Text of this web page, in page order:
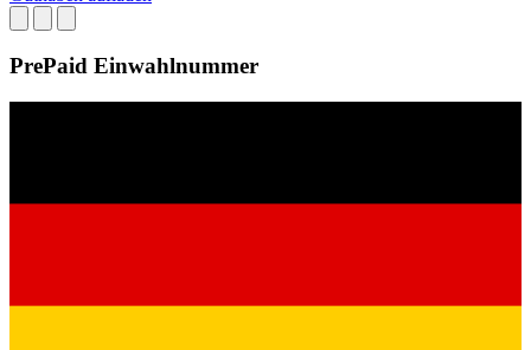
PrePaid Einwahlnummer